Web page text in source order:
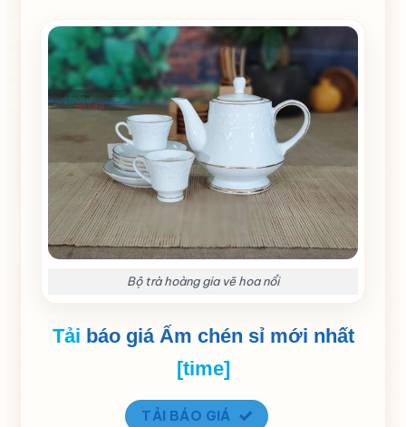
Bộ trà hoàng gia vẽ hoa nổi
Tải báo giá Ấm chén sỉ mới nhất
[time]
TẢI BÁO GIÁ